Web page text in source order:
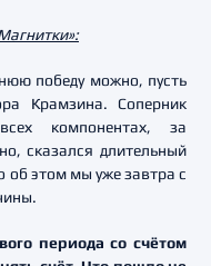
победу можно, пусть
Крамзина. Соперник
компонентах, за
сказался длительный
об этом мы уже завтра с
периода со счётом